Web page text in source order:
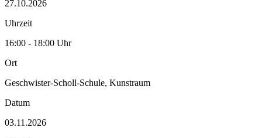
27.10.2026
Uhrzeit
16:00 - 18:00 Uhr
Ort
Geschwister-Scholl-Schule, Kunstraum
Datum
03.11.2026